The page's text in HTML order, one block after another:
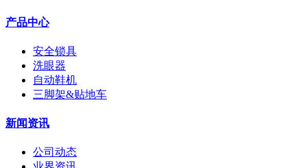
产品中心
安全锁具
洗眼器
自动鞋机
三脚架&贴地车
新闻资讯
公司动态